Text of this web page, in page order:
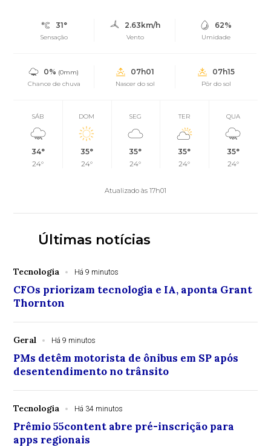
31°
Sensação
2.63km/h
Vento
62%
Umidade
0% (0mm)
Chance de chuva
07h01
Nascer do sol
07h15
Pôr do sol
SÁB
34°
24°
DOM
35°
24°
SEG
35°
24°
TER
35°
24°
QUA
35°
24°
Atualizado às 17h01
Últimas notícias
Tecnologia Há 9 minutos
CFOs priorizam tecnologia e IA, aponta Grant
Thornton
Geral Há 9 minutos
PMs detêm motorista de ônibus em SP após
desentendimento no trânsito
Tecnologia Há 34 minutos
Prêmio 55content abre pré-inscrição para
apps regionais